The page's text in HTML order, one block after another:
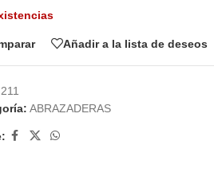
Añadir a la lista de deseos
211
ABRAZADERAS